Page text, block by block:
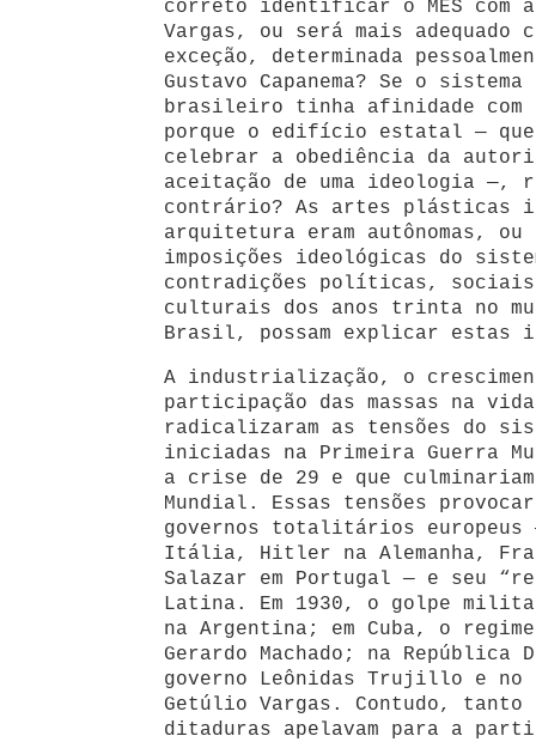
correto identificar o MES com
Vargas, ou será mais adequado
exceção, determinada
Gustavo Capanema? Se o
brasileiro tinha afinidade com
porque o edifício estatal — que
celebrar a obediência da
aceitação de uma ideologia —,
contrário? As artes plásticas
arquitetura eram autônomas, ou
imposições ideológicas do
contradições políticas, sociais,
culturais dos anos trinta no
Brasil, possam explicar estas
A industrialização, o
participação das massas na
radicalizaram as tensões do
iniciadas na Primeira Guerra
a crise de 29 e que culminariam
Mundial. Essas tensões
governos totalitários europeus
Itália, Hitler na Alemanha,
Salazar em Portugal — e seu
Latina. Em 1930, o golpe
na Argentina; em Cuba, o
Gerardo Machado; na República
governo Leônidas Trujillo e no
Getúlio Vargas. Contudo, tanto
ditaduras apelavam para a